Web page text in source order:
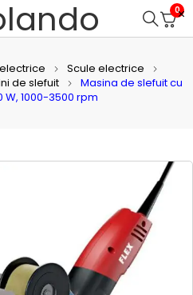
0
Scule electrice
de slefuit
Masina de slefuit cu
W, 1000-3500 rpm